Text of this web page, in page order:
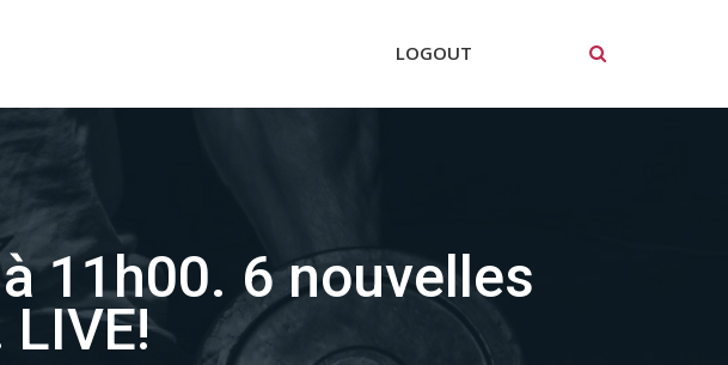
LOGOUT
11h00. 6 nouvelles